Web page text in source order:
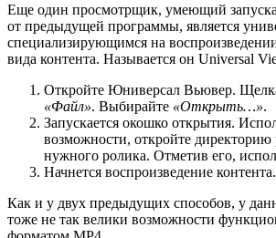
Еще один просмотрщик, умеющий
от предыдущей программы, является
специализирующимся на
вида контента. Называется он Universal
Откройте Юниверсал Вьювер.
«Файл». Выбирайте «Открыть…».
Запускается окошко открытия.
возможности, откройте директорию
нужного ролика. Отметив его,
Начнется воспроизведение контента.
Как и у двух предыдущих способов, у
тоже не так велики возможности